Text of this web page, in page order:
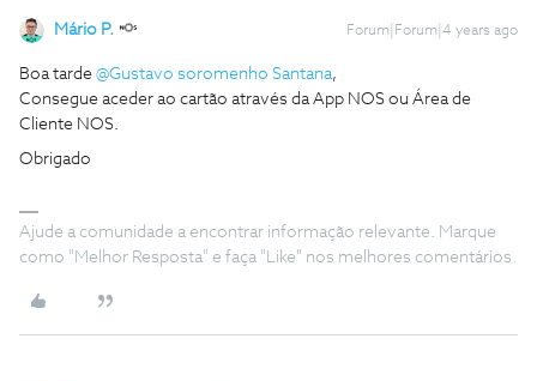
Mário P. Forum|Forum|4 years ago
Boa tarde @Gustavo soromenho Santana,
Consegue aceder ao cartão através da App NOS ou Área de
Cliente NOS.
Obrigado
Ajude a comunidade a encontrar informação relevante. Marque
como "Melhor Resposta" e faça "Like" nos melhores comentários.